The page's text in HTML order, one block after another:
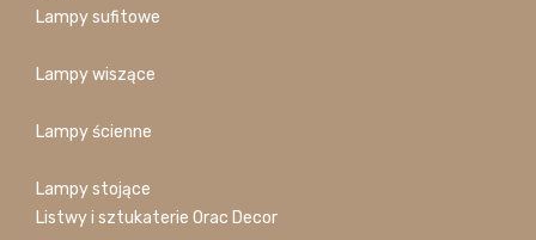
Lampy sufitowe
Lampy wiszące
Lampy ścienne
Lampy stojące
Listwy i sztukaterie Orac Decor